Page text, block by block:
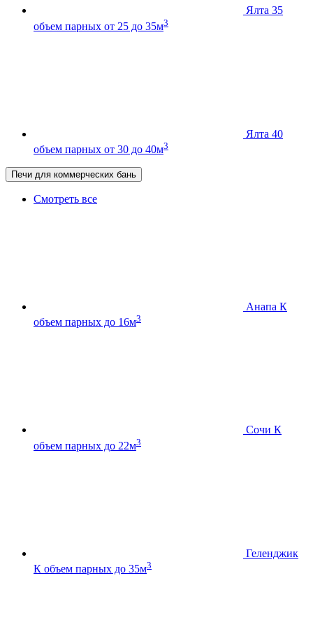
Ялта 35
объем парных от 25 до 35м3
Ялта 40
объем парных от 30 до 40м3
Печи для коммерческих бань
Смотреть все
Анапа К
объем парных до 16м3
Сочи К
объем парных до 22м3
Геленджик
К объем парных до 35м3